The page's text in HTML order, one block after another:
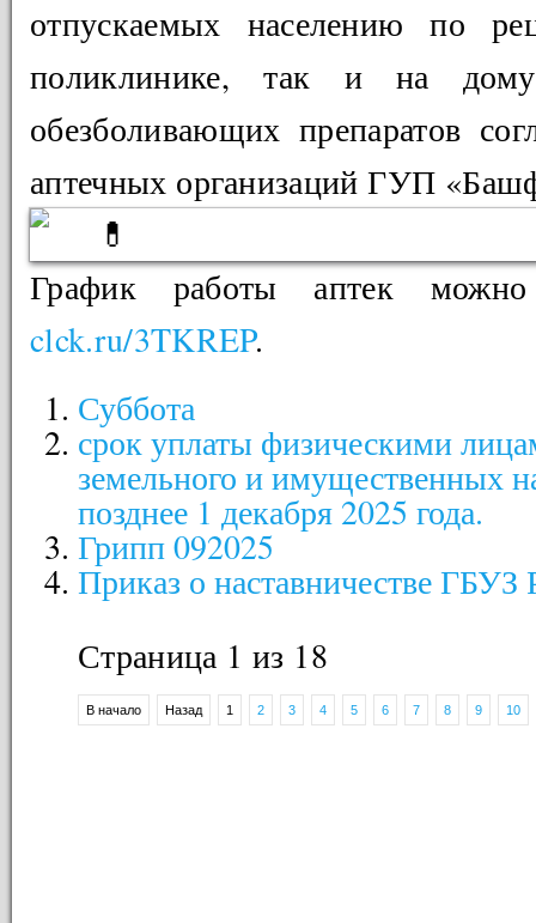
отпускаемых населению по
поликлинике, так и на
обезболивающих препаратов
аптечных организаций ГУП
График работы аптек
clck.ru/3TKREP.
Суббота
срок уплаты физическими
земельного и имущественных
позднее 1 декабря 2025 года.
Грипп 092025
Приказ о наставничестве
Страница 1 из 18
В начало Назад 1 2 3 4 5 6 7 8 9 10